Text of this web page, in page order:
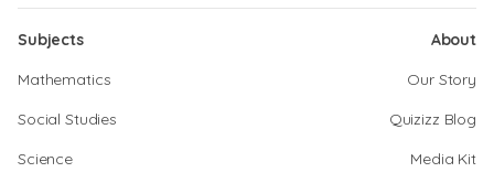
Subjects
Mathematics
Social Studies
Science
About
Our Story
Quizizz Blog
Media Kit